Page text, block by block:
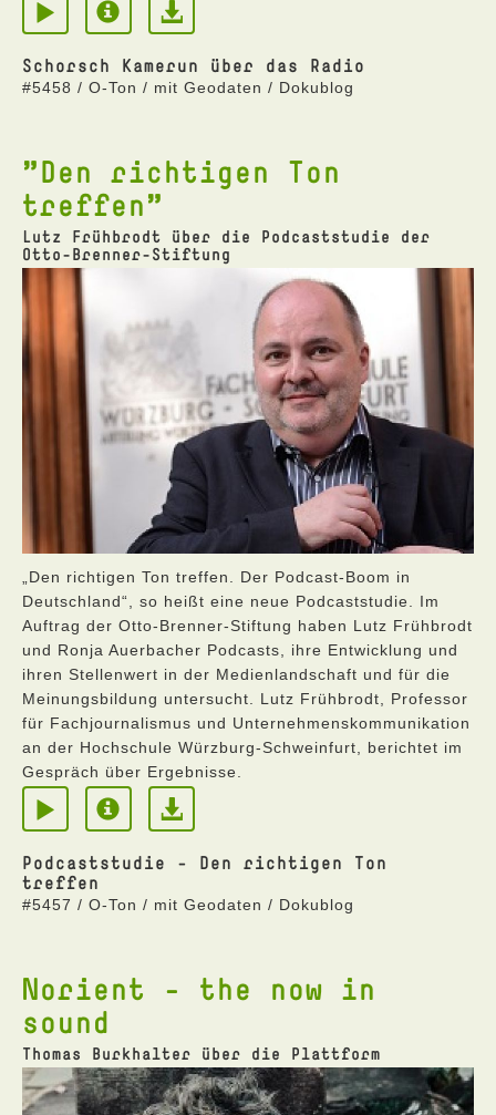
Schorsch Kamerun über das Radio
#5458 / O-Ton / mit Geodaten / Dokublog
"Den richtigen Ton
treffen"
Lutz Frühbrodt über die Podcaststudie der
Otto-Brenner-Stiftung
„Den richtigen Ton treffen. Der Podcast-Boom in
Deutschland“, so heißt eine neue Podcaststudie. Im
Auftrag der Otto-Brenner-Stiftung haben Lutz Frühbrodt
und Ronja Auerbacher Podcasts, ihre Entwicklung und
ihren Stellenwert in der Medienlandschaft und für die
Meinungsbildung untersucht. Lutz Frühbrodt, Professor
für Fachjournalismus und Unternehmenskommunikation
an der Hochschule Würzburg-Schweinfurt, berichtet im
Gespräch über Ergebnisse.
Podcaststudie - Den richtigen Ton
treffen
#5457 / O-Ton / mit Geodaten / Dokublog
Norient - the now in
sound
Thomas Burkhalter über die Plattform